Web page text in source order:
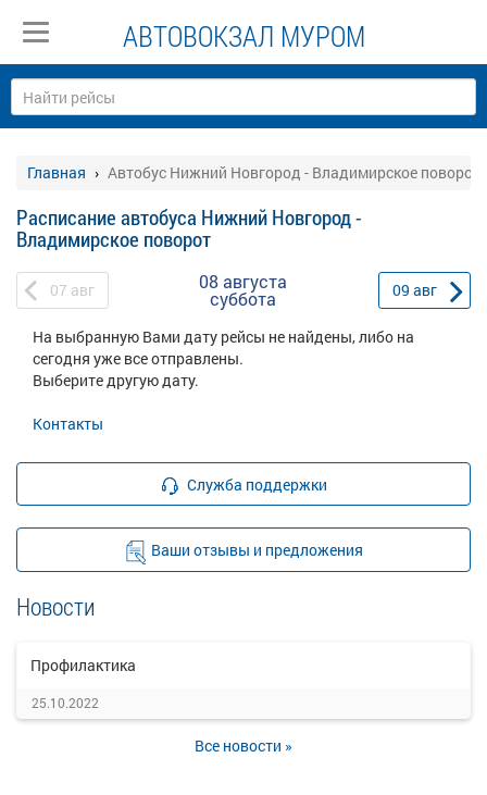
АВТОВОКЗАЛ МУРОМ
Главная Автобус Нижний Новгород - Владимирское
Расписание автобуса Нижний Новгород -
Владимирское поворот
07 авг 08 августа
суббота 09 авг
На выбранную Вами дату рейсы не найдены, либо на
сегодня уже все отправлены.
Выберите другую дату.
Контакты
Служба поддержки
Ваши отзывы и предложения
Новости
Профилактика
25.10.2022
Все новости »